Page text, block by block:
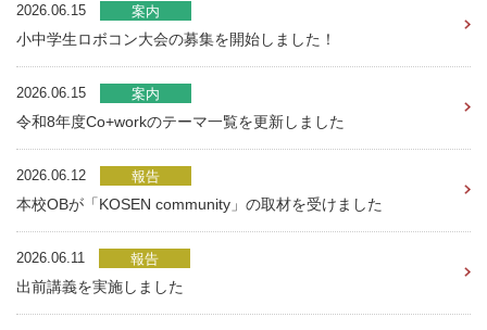
2026.06.15 案内
小中学生ロボコン大会の募集を開始しました！
2026.06.15 案内
令和8年度Co+workのテーマ一覧を更新しました
2026.06.12 報告
本校OBが「KOSEN community」の取材を受けました
2026.06.11 報告
出前講義を実施しました